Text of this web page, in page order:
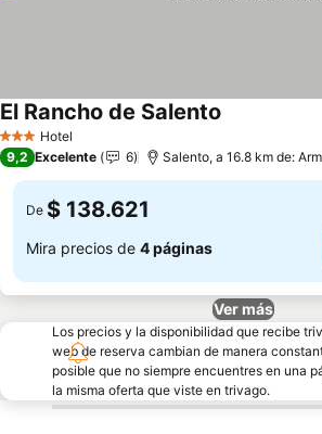
3 Estrellas
Hotel
El Rancho de Salento
9,2 Excelente 6 Salento, a 16.8 km de:
De $ 138.621
Mira precios de 4 páginas
Ver más
Los precios y la disponibilidad que recibe
web de reserva cambian de manera
posible que no siempre encuentres en una
la misma oferta que viste en trivago.